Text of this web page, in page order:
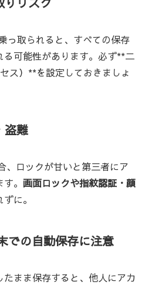
っ取られると、すべての保存
る可能性があります。必ず**二
ス）**を設定しておきましょ
盗難
、ロックが甘いと第三者にア
。 画面ロックや指紋認証・顔
に。
での自動保存に注意
まま保存すると、他人にアカ